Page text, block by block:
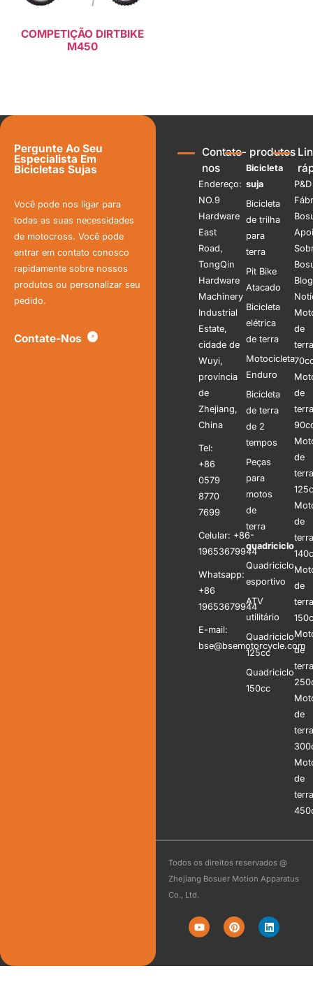
COMPETIÇÃO DIRTBIKE
M450
Pergunte Ao Seu
Especialista Em
Bicicletas Sujas
Você pode nos ligar para
todas as suas necessidades
de motocross. Você pode
entrar em contato conosco
rapidamente sobre nossos
produtos ou personalizar seu
pedido.
Contate-Nos
Contate-
nos
Endereço:
NO.9
Hardware
East
Road,
TongQin
Hardware
Machinery
Industrial
Estate,
cidade de
Wuyi,
província
de
Zhejiang,
China
Tel:
+86
0579
8770
7699
Celular: +86-
19653679944
Whatsapp:
+86
19653679944
E-mail:
bse@bsemotorcycle.com
produtos
Bicicleta
suja
Bicicleta
de trilha
para
terra
Pit Bike
Atacado
Bicicleta
elétrica
de terra
Motocicleta
Enduro
Bicicleta
de terra
de 2
tempos
Peças
para
motos
de
terra
quadriciclo
Quadriciclo
esportivo
ATV
utilitário
Quadriciclo
125cc
Quadriciclo
150cc
P&D
de
terra
de
terra
de
terra
de
terra
de
terra
de
terra
de
terra
de
terra
Todos os direitos reservados @
Zhejiang Bosuer Motion Apparatus
Co., Ltd.